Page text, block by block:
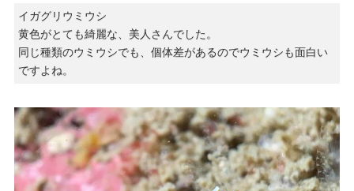
イガグリウミウシ
黄色がとても綺麗な、美人さんでした。
同じ種類のウミウシでも、個体差があるのでウミウシも面白い
ですよね。